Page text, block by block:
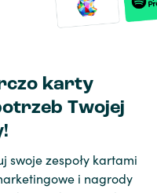
karty
Twojej
swoje zespoły kartami
i nagrody